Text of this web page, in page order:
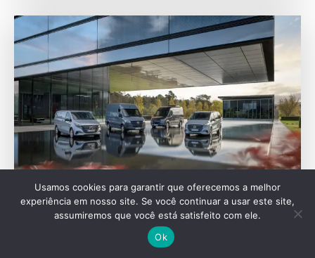
IAA
Mercedes-Benz Vans celebra 130 anos de
inovação na IAA Transportation 2026
Usamos cookies para garantir que oferecemos a melhor
experiência em nosso site. Se você continuar a usar este site,
assumiremos que você está satisfeito com ele.
Ok